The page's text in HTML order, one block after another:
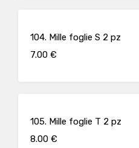
104. Mille foglie S 2 pz
7.00 €
105. Mille foglie T 2 pz
8.00 €